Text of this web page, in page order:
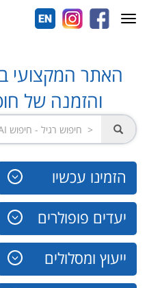
האתר המקצועי
והזמנה של
הזמינו עכשיו
יעדים פופולרים
ייעוץ ומסלולים
Toggle
navigation